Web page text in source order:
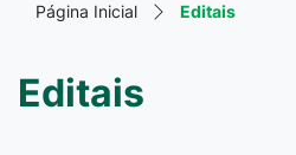
Página Inicial Editais
Editais